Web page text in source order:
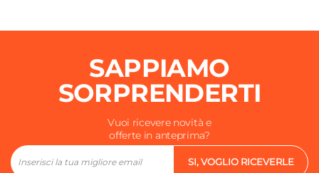
SAPPIAMO
SORPRENDERTI
Vuoi ricevere novità e
offerte in anteprima?
SI, VOGLIO RICEVERLE